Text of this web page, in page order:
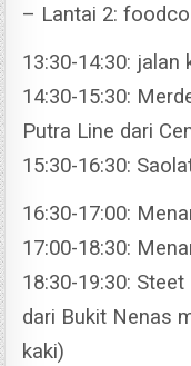
– Lantai 2:
13:30-14:30: jalan
14:30-15:30:
Putra Line dari
15:30-16:30:
16:30-17:00:
17:00-18:30:
18:30-19:30:
dari Bukit Nenas
kaki)